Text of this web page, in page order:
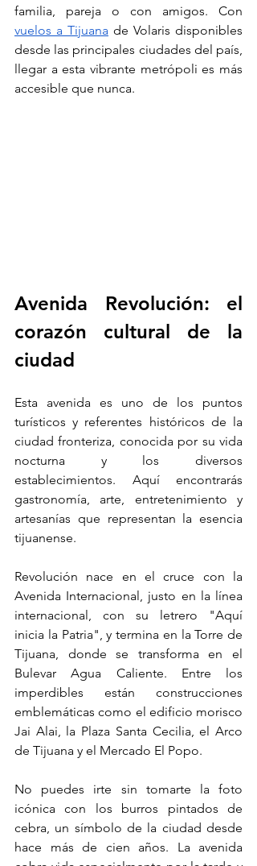
vuelos a Tijuana de Volaris disponibles
desde las principales ciudades del país,
llegar a esta vibrante metrópoli es más
accesible que nunca.
Avenida Revolución: el
corazón cultural de la
ciudad
Esta avenida es uno de los puntos
turísticos y referentes históricos de la
ciudad fronteriza, conocida por su vida
nocturna y los diversos
establecimientos. Aquí encontrarás
gastronomía, arte, entretenimiento y
artesanías que representan la esencia
tijuanense.
Revolución nace en el cruce con la
Avenida Internacional, justo en la línea
internacional, con su letrero "Aquí
inicia la Patria", y termina en la Torre de
Tijuana, donde se transforma en el
Bulevar Agua Caliente. Entre los
imperdibles están construcciones
emblemáticas como el edificio morisco
Jai Alai, la Plaza Santa Cecilia, el Arco
de Tijuana y el Mercado El Popo.
No puedes irte sin tomarte la foto
icónica con los burros pintados de
cebra, un símbolo de la ciudad desde
hace más de cien años. La avenida